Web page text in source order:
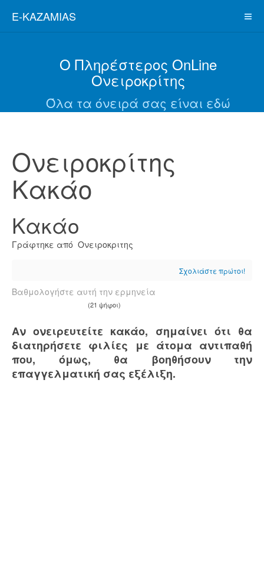
E-KAZAMIAS
Ο Πληρέστερος OnLine
Ονειροκρίτης
Όλα τα όνειρά σας είναι εδώ
Ονειροκρίτης
Κακάο
Κακάο
Γράφτηκε από Ονειροκριτης
Σχολιάστε πρώτοι!
Βαθμολογήστε αυτή την ερμηνεία
(21 ψήφοι)
Αν ονειρευτείτε κακάο, σημαίνει ότι θα
διατηρήσετε φιλίες με άτομα αντιπαθή
που, όμως, θα βοηθήσουν την
επαγγελματική σας εξέλιξη.